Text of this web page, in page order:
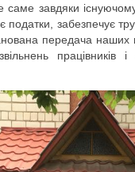
саме завдяки
податки, забезпечує
передача
працівників